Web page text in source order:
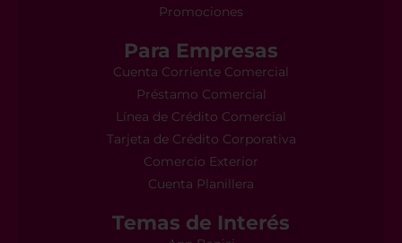
Promociones
Para Empresas
Cuenta Corriente Comercial
Préstamo Comercial
Línea de Crédito Comercial
Tarjeta de Crédito Corporativa
Comercio Exterior
Cuenta Planillera
Temas de Interés